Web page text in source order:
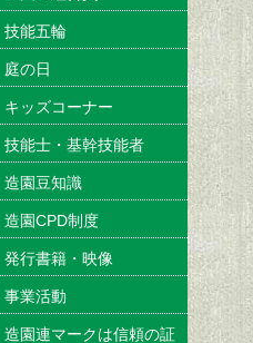
技能五輪
庭の日
キッズコーナー
技能士・基幹技能者
造園豆知識
造園CPD制度
発行書籍・映像
事業活動
造園連マークは信頼の証